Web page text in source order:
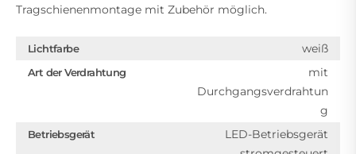
Tragschienenmontage mit Zubehör möglich.
Lichtfarbe weiß
Art der Verdrahtung
mit
Durchgangsverdrahtun
g
Betriebsgerät
LED-Betriebsgerät